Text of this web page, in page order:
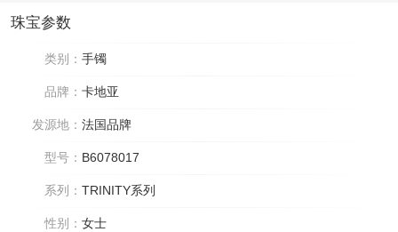
珠宝参数
类别： 手镯
品牌： 卡地亚
发源地： 法国品牌
型号： B6078017
系列： TRINITY系列
性别： 女士